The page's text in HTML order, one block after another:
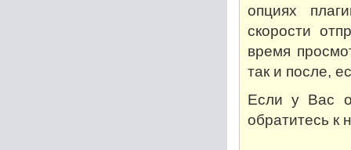
опциях
скорости
время
так и после,
Если у Вас
обратитесь к